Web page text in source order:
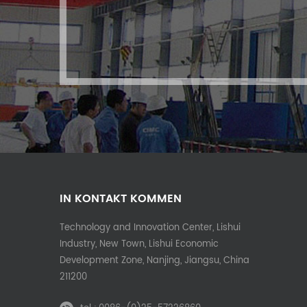
IN KONTAKT KOMMEN
Technology and Innovation Center, Lishui
Industry, New Town, Lishui Economic
Development Zone, Nanjing, Jiangsu, China
211200